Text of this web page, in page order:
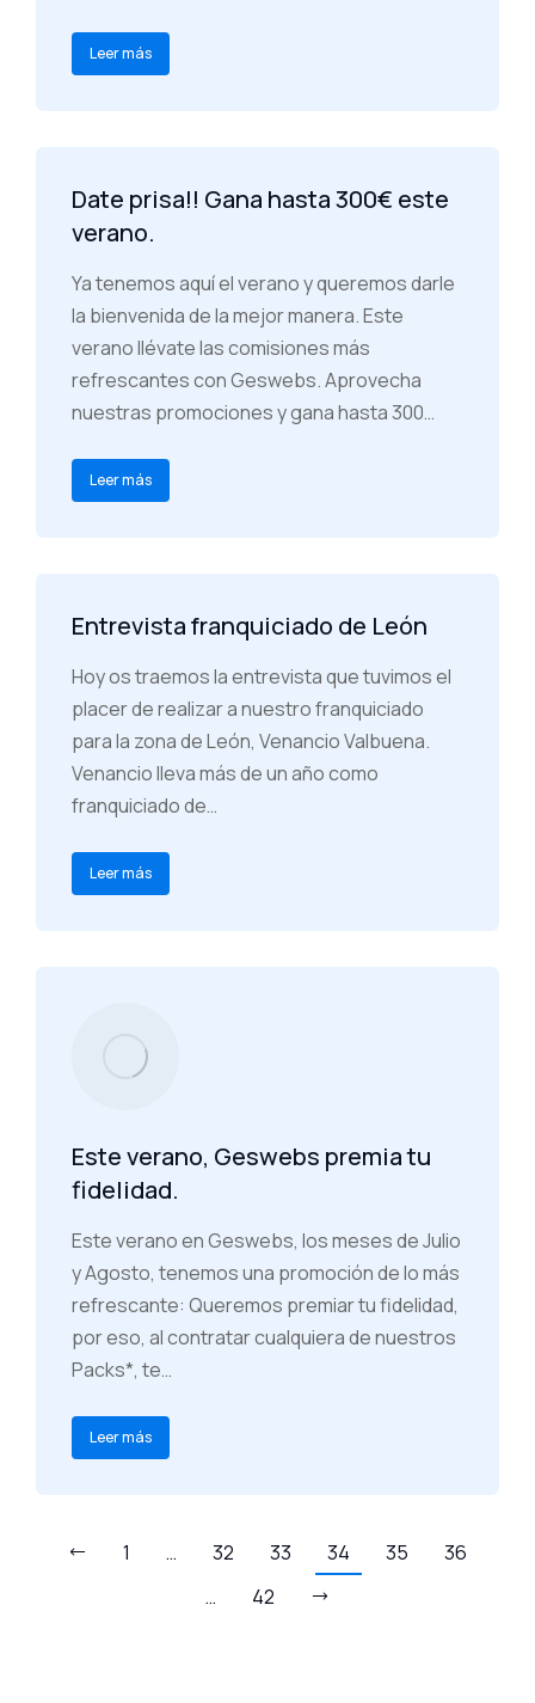
Leer más
Date prisa!! Gana hasta 300€ este
verano.
Ya tenemos aquí el verano y queremos darle
la bienvenida de la mejor manera. Este
verano llévate las comisiones más
refrescantes con Geswebs. Aprovecha
nuestras promociones y gana hasta 300…
Leer más
Entrevista franquiciado de León
Hoy os traemos la entrevista que tuvimos el
placer de realizar a nuestro franquiciado
para la zona de León, Venancio Valbuena.
Venancio lleva más de un año como
franquiciado de…
Leer más
Este verano, Geswebs premia tu
fidelidad.
Este verano en Geswebs, los meses de Julio
y Agosto, tenemos una promoción de lo más
refrescante: Queremos premiar tu fidelidad,
por eso, al contratar cualquiera de nuestros
Packs*, te…
Leer más
1 … 32 33 34 35
36
…
42